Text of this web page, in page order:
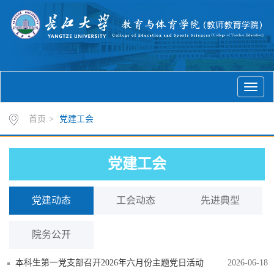
首页 > 党建工会
党建工会
党建动态 工会动态 先进典型
院务公开
2026-06-18
本科生第一党支部召开2026年六月份主题党日活动